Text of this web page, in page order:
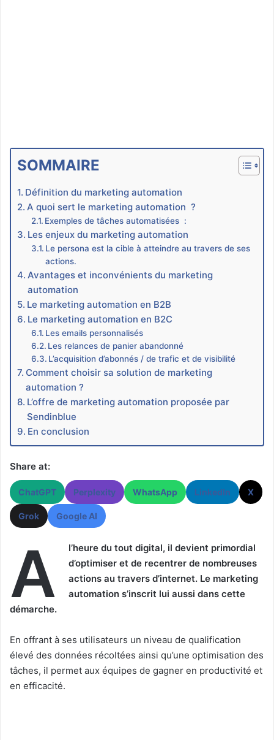
SOMMAIRE
Définition du marketing automation
A quoi sert le marketing automation ?
Exemples de tâches automatisées :
Les enjeux du marketing automation
Le persona est la cible à atteindre au travers de ses
actions.
Avantages et inconvénients du marketing
automation
Le marketing automation en B2B
Le marketing automation en B2C
Les emails personnalisés
Les relances de panier abandonné
L’acquisition d’abonnés / de trafic et de visibilité
Comment choisir sa solution de marketing
automation ?
L’offre de marketing automation proposée par
Sendinblue
En conclusion
Share at:
ChatGPT Perplexity WhatsApp LinkedIn X
Grok Google AI
A
l’heure du tout digital, il devient primordial
d’optimiser et de recentrer de nombreuses
actions au travers d’internet. Le marketing
automation s’inscrit lui aussi dans cette
démarche.
En offrant à ses utilisateurs un niveau de qualification
élevé des données récoltées ainsi qu’une optimisation des
tâches, il permet aux équipes de gagner en productivité et
en efficacité.